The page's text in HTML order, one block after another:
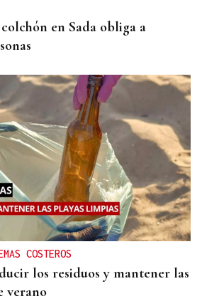
en Sada obliga a
COSTEROS
los residuos y mantener las
verano